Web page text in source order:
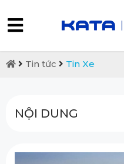
Tin tức Tin Xe
NỘI DUNG